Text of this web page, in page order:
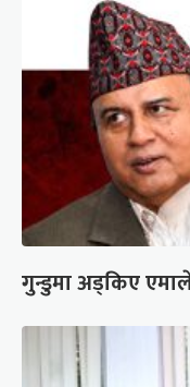
गुन्डुमा अड्किए